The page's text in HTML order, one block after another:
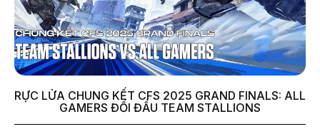
RỰC LỬA CHUNG KẾT CFS 2025 GRAND FINALS: ALL
GAMERS ĐỐI ĐẦU TEAM STALLIONS